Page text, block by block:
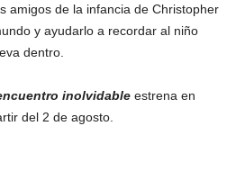
amigos de la infancia de Christopher
y ayudarlo a recordar al niño
dentro.
inolvidable estrena en
del 2 de agosto.